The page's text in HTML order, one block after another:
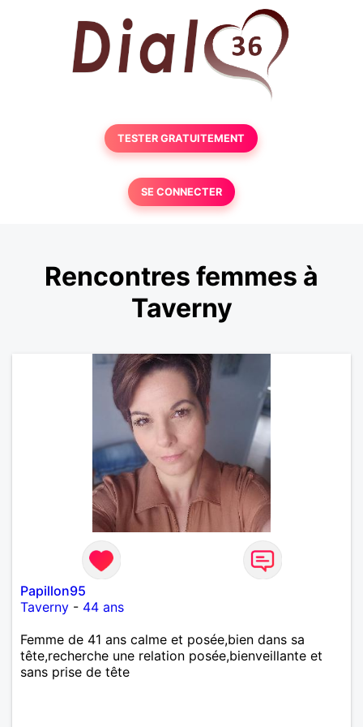
TESTER GRATUITEMENT
SE CONNECTER
Rencontres femmes à
Taverny
Papillon95
Taverny - 44 ans
Femme de 41 ans calme et posée,bien dans sa
tête,recherche une relation posée,bienveillante et
sans prise de tête